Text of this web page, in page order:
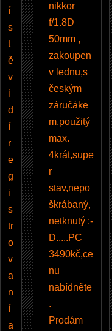
í
s
t
ě
v
i
d
í
r
e
g
i
s
tr
o
v
a
n
í
a
nikkor
f/1.8D
50mm ,
zakoupen
v lednu,s
českým
záručáke
m,použitý
max.
4krát,supe
r
stav,nepo
škrábaný,
netknutý :-
D.....PC
3490kč,ce
nu
nabídněte
.
Prodám